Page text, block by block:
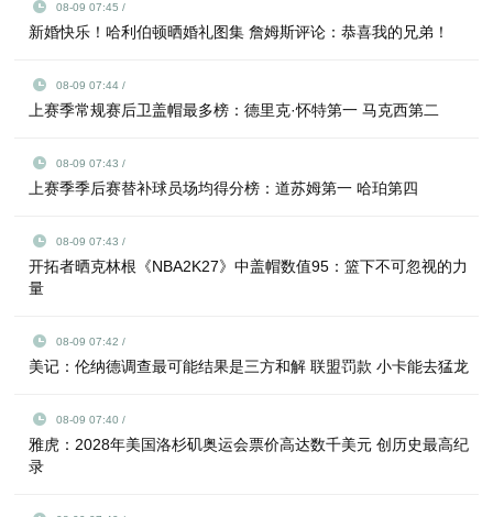
08-09 07:45 /
新婚快乐！哈利伯顿晒婚礼图集 詹姆斯评论：恭喜我的兄弟！
08-09 07:44 /
上赛季常规赛后卫盖帽最多榜：德里克·怀特第一 马克西第二
08-09 07:43 /
上赛季季后赛替补球员场均得分榜：道苏姆第一 哈珀第四
08-09 07:43 /
开拓者晒克林根《NBA2K27》中盖帽数值95：篮下不可忽视的力
量
08-09 07:42 /
美记：伦纳德调查最可能结果是三方和解 联盟罚款 小卡能去猛龙
08-09 07:40 /
雅虎：2028年美国洛杉矶奥运会票价高达数千美元 创历史最高纪
录